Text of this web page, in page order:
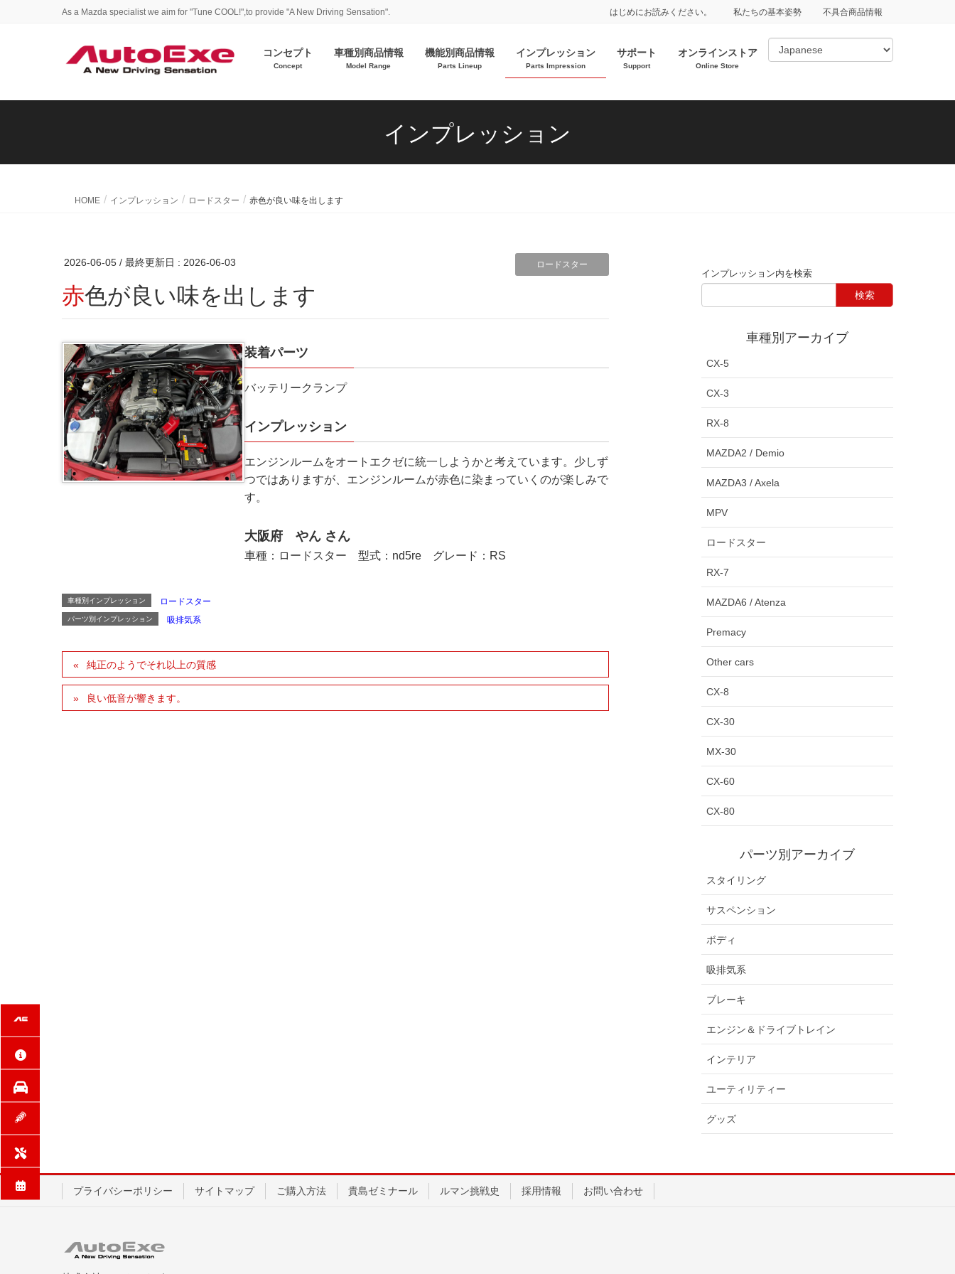
As a Mazda specialist we aim for "Tune COOL!",to provide "A New Driving Sensation". はじめにお読みください。 私たちの基本姿勢 不具合商品情報
コンセプト
Concept
車種別商品情報
Model Range
機能別商品情報
Parts Lineup
インプレッション
Parts Impression
サポート
Support
オンラインストア
Online Store
インプレッション
HOME インプレッション ロードスター 赤色が良い味を出します
2026-06-05 / 最終更新日 : 2026-06-03 ロードスター
赤色が良い味を出します
装着パーツ
バッテリークランプ
インプレッション
エンジンルームをオートエクゼに統一しようかと考えています。少しず
つではありますが、エンジンルームが赤色に染まっていくのが楽しみで
す。
大阪府 やん さん
車種：ロードスター 型式：nd5re グレード：RS
車種別インプレッション ロードスター
パーツ別インプレッション 吸排気系
純正のようでそれ以上の質感
良い低音が響きます。
インプレッション内を検索
車種別アーカイブ
CX-5
CX-3
RX-8
MAZDA2 / Demio
MAZDA3 / Axela
MPV
ロードスター
RX-7
MAZDA6 / Atenza
Premacy
Other cars
CX-8
CX-30
MX-30
CX-60
CX-80
パーツ別アーカイブ
スタイリング
サスペンション
ボディ
吸排気系
ブレーキ
エンジン＆ドライブトレイン
インテリア
ユーティリティー
グッズ
プライバシーポリシー サイトマップ ご購入方法 貴島ゼミナール ルマン挑戦史 採用情報 お問い合わせ